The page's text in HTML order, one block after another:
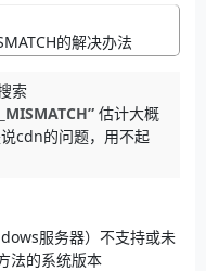
索
估计大概
cdn的问题，用不起
服务器）不支持或未
法的系统版本